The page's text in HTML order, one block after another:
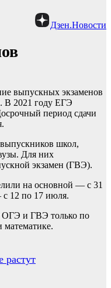
Дзен.Новости
выпускных экзаменов
В 2021 году ЕГЭ
период сдачи
школ,
Для них
экзамен (ГВЭ).
на основной — с 31
12 по 17 июля.
ОГЭ и ГВЭ только по
растут